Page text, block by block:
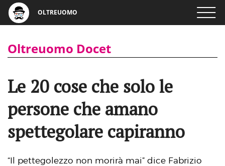
OLTREUOMO
Oltreuomo Docet
Le 20 cose che solo le
persone che amano
spettegolare capiranno
“Il pettegolezzo non morirà mai” dice Fabrizio